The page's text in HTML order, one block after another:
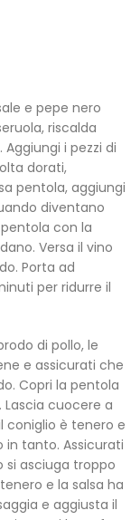
e pepe nero
riscalda
i pezzi di
dorati,
pentola, aggiungi
diventano
con la
Versa il vino
Porta ad
per ridurre il
di pollo, le
e assicurati che
Copri la pentola
cuocere a
coniglio è tenero e
in tanto. Assicurati
si asciuga troppo
e la salsa ha
e aggiusta il